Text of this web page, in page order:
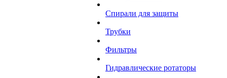
Спирали для защиты
Трубки
Фильтры
Гидравлические ротаторы